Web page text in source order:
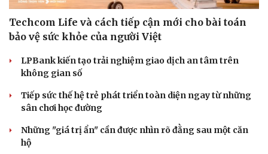
Techcom Life và cách tiếp cận mới cho bài toán
bảo vệ sức khỏe của người Việt
LPBank kiến tạo trải nghiệm giao dịch an tâm trên
không gian số
Tiếp sức thế hệ trẻ phát triển toàn diện ngay từ những
sân chơi học đường
Những "giá trị ẩn" cần được nhìn rõ đằng sau một căn
hộ